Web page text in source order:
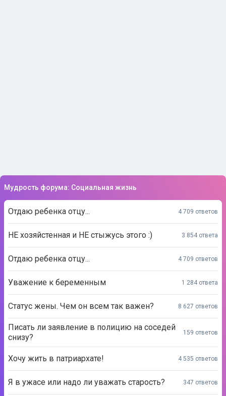
Мудрость форума: Социальная жизнь
Отдаю ребенка отцу... 4 709 ответов
НЕ хозяйстенная и НЕ стыжусь этого :) 3 854 ответа
Отдаю ребенка отцу... 4 709 ответов
Уважение к беременным 1 284 ответа
Статус жены. Чем он всем так важен? 8 627 ответов
Писать ли заявление в полицию на соседей
снизу?
159 ответов
Хочу жить в патриархате! 4 535 ответов
Я в ужасе или надо ли уважать старость? 347 ответов